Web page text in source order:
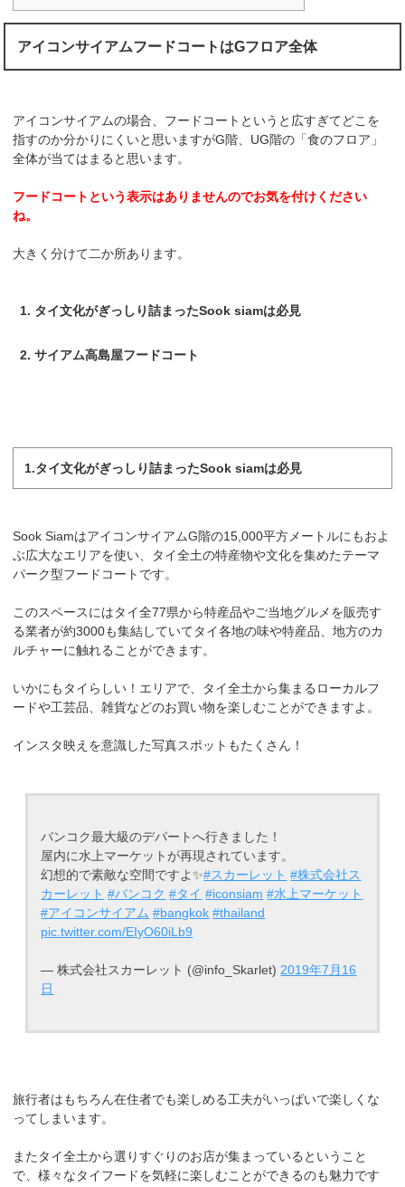
アイコンサイアムフードコートはGフロア全体
アイコンサイアムの場合、フードコートというと広すぎてどこを
指すのか分かりにくいと思いますがG階、UG階の「食のフロア」
全体が当てはまると思います。
フードコートという表示はありませんのでお気を付けください
ね。
大きく分けて二か所あります。
タイ文化がぎっしり詰まったSook siamは必見
サイアム高島屋フードコート
1.タイ文化がぎっしり詰まったSook siamは必見
Sook SiamはアイコンサイアムG階の15,000平方メートルにもおよ
ぶ広大なエリアを使い、タイ全土の特産物や文化を集めたテーマ
パーク型フードコートです。
このスペースにはタイ全77県から特産品やご当地グルメを販売す
る業者が約3000も集結していてタイ各地の味や特産品、地方のカ
ルチャーに触れることができます。
いかにもタイらしい！エリアで、タイ全土から集まるローカルフ
ードや工芸品、雑貨などのお買い物を楽しむことができますよ。
インスタ映えを意識した写真スポットもたくさん！
バンコク最大級のデパートへ行きました！
屋内に水上マーケットが再現されています。
幻想的で素敵な空間ですよ✨#スカーレット #株式会社ス
カーレット #バンコク #タイ #iconsiam #水上マーケット
#アイコンサイアム #bangkok #thailand
pic.twitter.com/EIyO60iLb9
— 株式会社スカーレット (@info_Skarlet) 2019年7月16
日
旅行者はもちろん在住者でも楽しめる工夫がいっぱいで楽しくな
ってしまいます。
またタイ全土から選りすぐりのお店が集まっているということ
で、様々なタイフードを気軽に楽しむことができるのも魅力です